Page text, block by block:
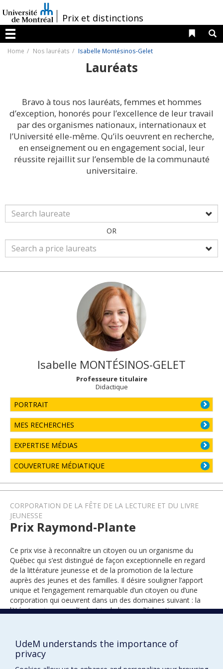
au
contenu
/Prix et distinctions
Menu
Liens
Home Nos lauréats Isabelle Montésinos-Gelet
Lauréats
Bravo à tous nos lauréats, femmes et hommes
d’exception, honorés pour l’excellence de leur travail
par des organismes nationaux, internationaux et
l’Université elle-même. Qu’ils oeuvrent en recherche,
en enseignement ou en engagement social, leur
réussite rejaillit sur l’ensemble de la communauté
universitaire.
OR
Isabelle MONTÉSINOS-GELET
Professeure titulaire
Didactique
PORTRAIT
MES RECHERCHES
EXPERTISE MÉDIAS
COUVERTURE MÉDIATIQUE
CORPORATION DE LA FÊTE DE LA LECTURE ET DU LIVRE
JEUNESSE
Prix Raymond-Plante
Ce prix vise à reconnaître un citoyen ou un organisme du
Québec qui s’est distingué de façon exceptionnelle en regard
de la littérature jeunesse et de la promotion de la lecture
auprès des jeunes et des familles. Il désire souligner l’apport
unique et l’engagement remarquable d’un citoyen ou d’une
corporation qui oeuvrent dans un des domaines suivant : la
littérature jeunesse, l’industrie du livre ou l’éducation.
UdeM understands the importance of
privacy